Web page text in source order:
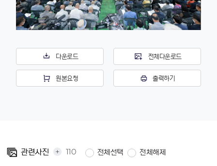
다운로드 전체다운로드
원본요청 출력하기
관련사진 + 110 전체선택 전체해제